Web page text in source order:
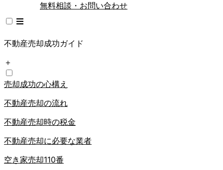
無料相談・お問い合わせ
不動産売却成功ガイド
＋
売却成功の心構え
不動産売却の流れ
不動産売却時の税金
不動産売却に必要な業者
空き家売却110番